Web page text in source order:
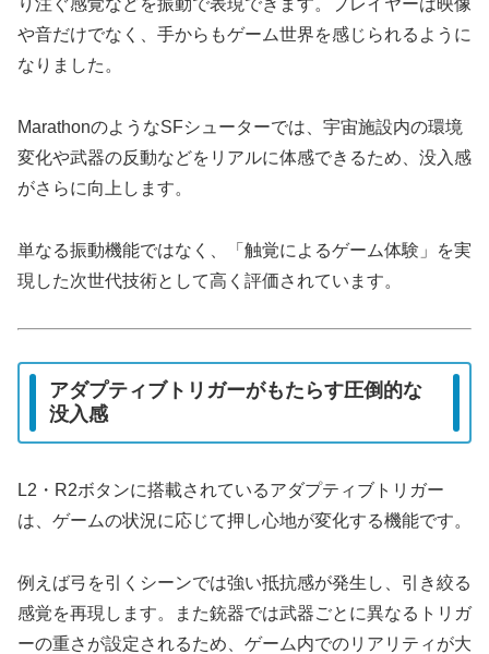
り注ぐ感覚などを振動で表現できます。プレイヤーは映像
や音だけでなく、手からもゲーム世界を感じられるように
なりました。
MarathonのようなSFシューターでは、宇宙施設内の環境
変化や武器の反動などをリアルに体感できるため、没入感
がさらに向上します。
単なる振動機能ではなく、「触覚によるゲーム体験」を実
現した次世代技術として高く評価されています。
アダプティブトリガーがもたらす圧倒的な
没入感
L2・R2ボタンに搭載されているアダプティブトリガー
は、ゲームの状況に応じて押し心地が変化する機能です。
例えば弓を引くシーンでは強い抵抗感が発生し、引き絞る
感覚を再現します。また銃器では武器ごとに異なるトリガ
ーの重さが設定されるため、ゲーム内でのリアリティが大